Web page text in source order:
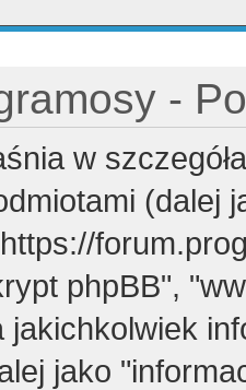
-
w
(dalej
phpBB",
jakichkolwiek
jako